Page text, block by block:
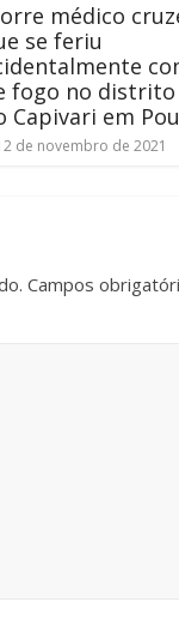
médico
se feriu
fogo no distrito
Capivari em
de novembro de 2021
Campos